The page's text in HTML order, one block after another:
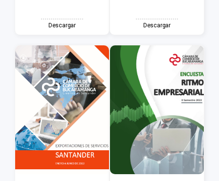
Descargar Descargar